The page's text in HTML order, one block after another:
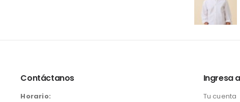
Contáctanos
Horario:
Ingresa
Tu cuenta